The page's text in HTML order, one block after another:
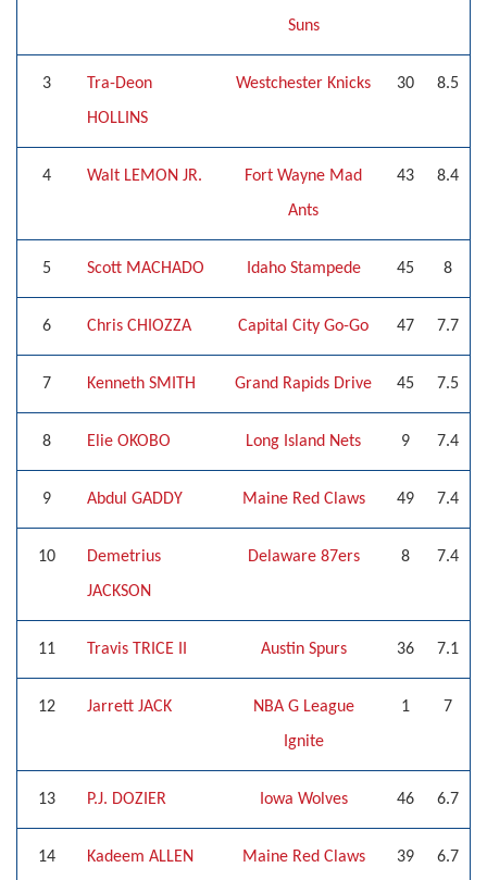
Suns
3
Tra-Deon
HOLLINS
Westchester Knicks 30 8.5
4 Walt LEMON JR.
Fort Wayne Mad
Ants
43 8.4
5 Scott MACHADO Idaho Stampede 45 8
6 Chris CHIOZZA Capital City Go-Go 47 7.7
7 Kenneth SMITH Grand Rapids Drive 45 7.5
8 Elie OKOBO Long Island Nets 9 7.4
9 Abdul GADDY Maine Red Claws 49 7.4
10
Demetrius
JACKSON
Delaware 87ers 8 7.4
11 Travis TRICE II Austin Spurs 36 7.1
12 Jarrett JACK
NBA G League
Ignite
1 7
13 P.J. DOZIER Iowa Wolves 46 6.7
14 Kadeem ALLEN Maine Red Claws 39 6.7